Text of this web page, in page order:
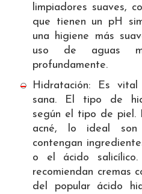
limpiadores suaves,
que tienen un pH
una higiene más
uso de aguas
profundamente.
Hidratación: Es
sana. El tipo de
según el tipo de piel.
acné, lo ideal
contengan
o el ácido
recomiendan cremas
del popular ácido